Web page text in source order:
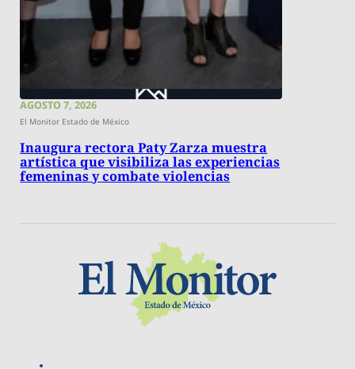
AGOSTO 7, 2026
El Monitor Estado de México
Inaugura rectora Paty Zarza muestra
artística que visibiliza las experiencias
femeninas y combate violencias